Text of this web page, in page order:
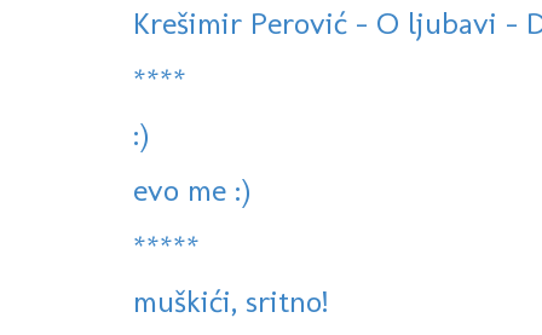
Krešimir Perović - O ljubavi -
****
:)
evo me :)
*****
muškići, sritno!